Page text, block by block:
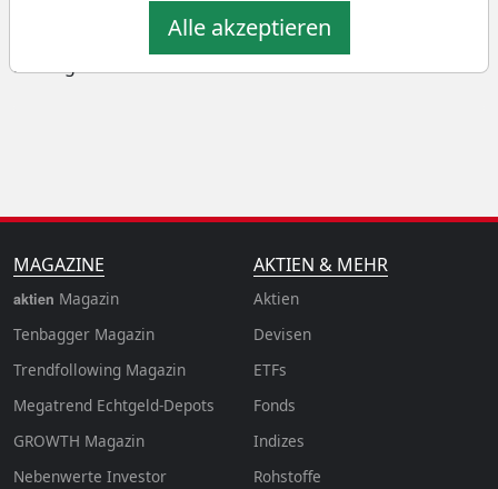
UCITS ETF - EUR (Acc) über verschiedene Zeiträume
hinweg.
MAGAZINE
aktien Magazin
Tenbagger Magazin
Trendfollowing Magazin
Megatrend Echtgeld-Depots
GROWTH Magazin
Nebenwerte Investor
AKTIEN & MEHR
Aktien
Devisen
ETFs
Fonds
Indizes
Rohstoffe
Alle akzeptieren